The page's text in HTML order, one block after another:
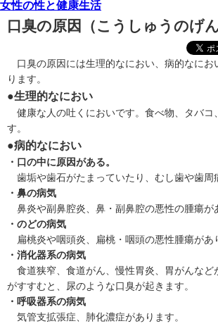
女性の性と健康生活
口臭の原因 （こうしゅうのげ
口臭の原因には生理的なにおい、病的なにお
ります。
●生理的なにおい
健康な人の吐くにおいです。食べ物、タバコ
す。
●病的なにおい
・口の中に原因がある。
歯垢や歯石がたまっていたり、むし歯や歯周
・鼻の病気
鼻炎や副鼻腔炎 、鼻・副鼻腔の悪性の腫瘍が
・のどの病気
扁桃炎や咽頭炎 、扁桃・咽頭の悪性腫瘍があ
・消化器系の病気
食道狭窄、 食道がん 、慢性胃炎 胃がんなど
がすすむと、尿のような口臭が起きます。
・呼吸器系の病気
気管支拡張症 、肺化濃症があります。